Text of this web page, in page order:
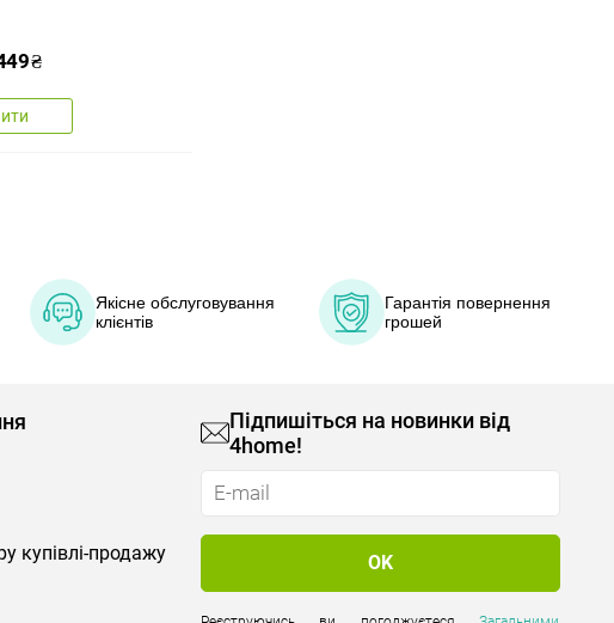
₴
Якісне обслуговування
клієнтів
Гарантія повернення
грошей
купівлі-продажу
Підпишіться на новинки від
4home!